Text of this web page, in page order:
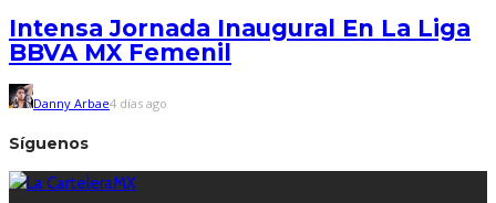
Intensa Jornada Inaugural En La Liga
BBVA MX Femenil
Danny Arbae4 días ago
Síguenos